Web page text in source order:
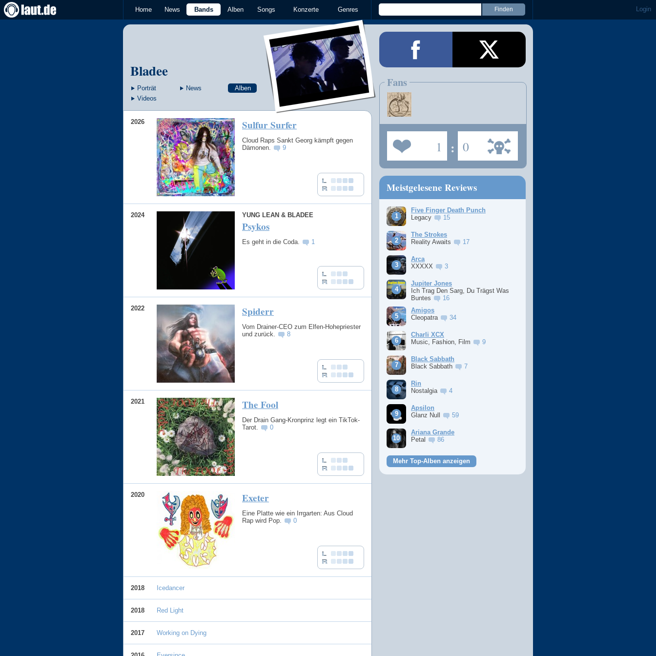
Home News Bands Alben Songs Konzerte Genres Login
Bladee
Porträt News
Alben
Videos
2026 Sulfur Surfer
Cloud Raps Sankt Georg kämpft gegen
Dämonen.
9
2024 YUNG LEAN & BLADEE
Psykos
Es geht in die Coda. 1
2022 Spiderr
Vom Drainer-CEO zum Elfen-Hohepriester
und zurück.
8
2021 The Fool
Der Drain Gang-Kronprinz legt ein TikTok-
Tarot.
0
2020 Exeter
Eine Platte wie ein Irrgarten: Aus Cloud
Rap wird Pop.
0
2018 Icedancer
2018 Red Light
2017 Working on Dying
Fans
1 : 0
Meistgelesene Reviews
Five Finger Death Punch
Legacy
15
The Strokes
Reality Awaits
17
Arca
XXXXX
3
Jupiter Jones
Ich Trag Den Sarg, Du Trägst Was
Buntes
16
Amigos
Cleopatra
34
Charli XCX
Music, Fashion, Film
9
Black Sabbath
Black Sabbath
7
Rin
Nostalgia
4
Apsilon
Glanz Null
59
Ariana Grande
Petal
86
Mehr Top-Alben anzeigen